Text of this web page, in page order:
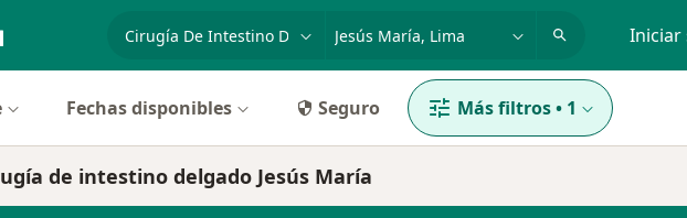
especialidad, enfermedad o nombre
p. ej. Lima Iniciar
Fechas disponibles Seguro Más filtros• 1
de intestino delgado Jesús María